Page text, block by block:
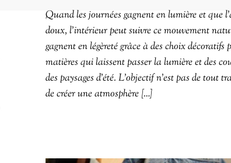
Quand les journées gagnent en lumière et que
doux, l’intérieur peut suivre ce mouvement
gagnent en légèreté grâce à des choix décoratifs
matières qui laissent passer la lumière et des
des paysages d’été. L’objectif n’est pas de tout
de créer une atmosphère […]